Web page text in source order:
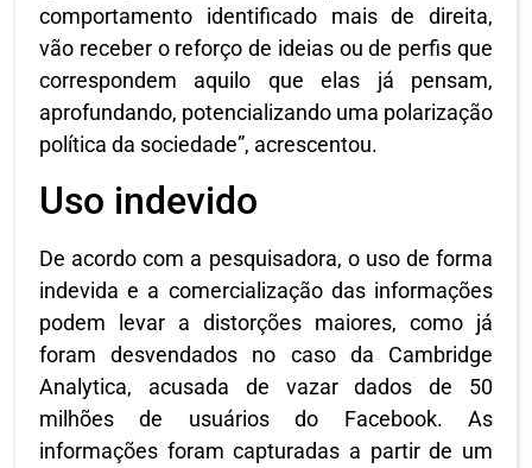
comportamento identificado mais de direita,
vão receber o reforço de ideias ou de perfis que
correspondem aquilo que elas já pensam,
aprofundando, potencializando uma polarização
política da sociedade”, acrescentou.
Uso indevido
De acordo com a pesquisadora, o uso de forma
indevida e a comercialização das informações
podem levar a distorções maiores, como já
foram desvendados no caso da Cambridge
Analytica, acusada de vazar dados de 50
milhões de usuários do Facebook. As
informações foram capturadas a partir de um